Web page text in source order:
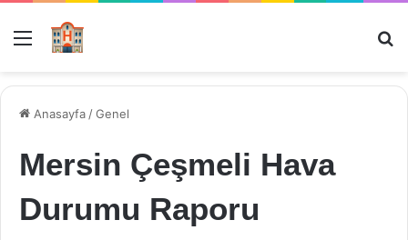
Menü
Anasayfa /Genel
Mersin Çeşmeli Hava
Durumu Raporu